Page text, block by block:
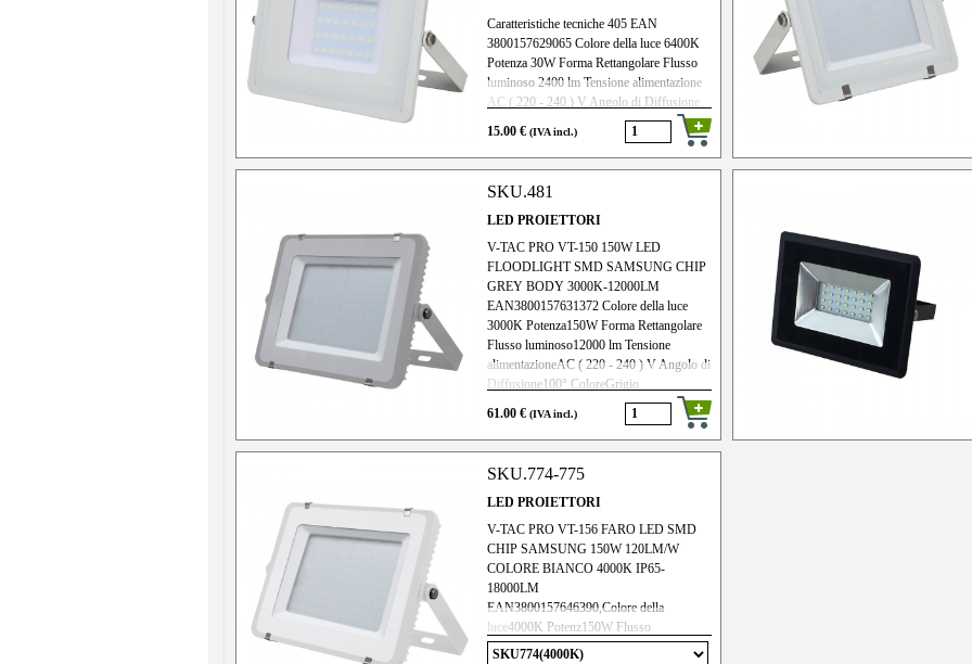
Caratteristiche tecniche 405 EAN
3800157629065 Colore della luce 6400K
Potenza 30W Forma Rettangolare Flusso
luminoso 2400 lm Tensione alimentazione
AC ( 220 - 240 ) V Angolo di Diffusione
100° Colore Bianco Materiale Alluminio
Grado di Protezione IP65 Dimmerabile No
Frequenza di input 50Hz Durata 30000 ore
SMDSAMSUNG Efficieaen
ergetica80lm/W
15.00 € (IVA incl.)
SKU.481
LED PROIETTORI
V-TAC PRO VT-150 150W LED
FLOODLIGHT SMD SAMSUNG CHIP
GREY BODY 3000K-12000LM
EAN3800157631372 Colore della luce
3000K Potenza150W Forma Rettangolare
Flusso luminoso12000 lm Tensione
alimentazioneAC ( 220 - 240 ) V Angolo di
Diffusione100° ColoreGrigio
MaterialeAlluminio Grado di
ProtezioneIP65 DimmerabileNo Frequenza
di input50Hz Durata30000 ore CRI>80
SAMSUNG Efficienza energetica80 lm/W
61.00 € (IVA incl.)
SKU.774-775
LED PROIETTORI
V-TAC PRO VT-156 FARO LED SMD
CHIP SAMSUNG 150W 120LM/W
COLORE BIANCO 4000K IP65-
18000LM
EAN3800157646390,Colore della
luce4000K Potenz150W Flusso
luminoso18000 lm